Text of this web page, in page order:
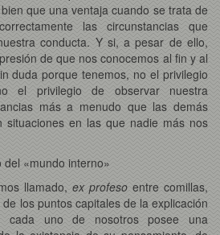
que una ventaja cuando se trata de
las circunstancias que
conducta. Y si, a pesar de ello,
de que nos conocemos al fin y al
duda porque tenemos, no el privilegio
el privilegio de observar nuestra
más a menudo que las demás
situaciones en las que nadie más nos
del «mundo interno»
llamado, ex profesoentre comillas,
los puntos capitales de la explicación
cada uno de nosotros posee una